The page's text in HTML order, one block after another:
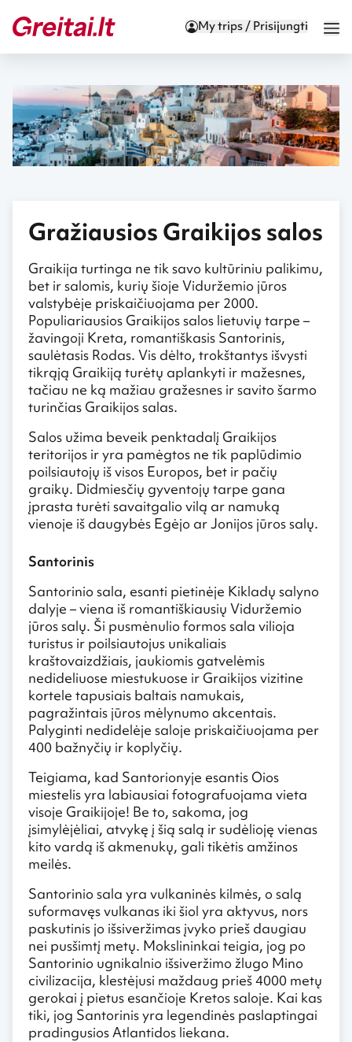
My trips / Prisijungti
Gražiausios Graikijos salos
Graikija turtinga ne tik savo kultūriniu palikimu,
bet ir salomis, kurių šioje Viduržemio jūros
valstybėje priskaičiuojama per 2000.
Populiariausios Graikijos salos lietuvių tarpe –
žavingoji Kreta, romantiškasis Santorinis,
saulėtasis Rodas. Vis dėlto, trokštantys išvysti
tikrąją Graikiją turėtų aplankyti ir mažesnes,
tačiau ne ką mažiau gražesnes ir savito šarmo
turinčias Graikijos salas.
Salos užima beveik penktadalį Graikijos
teritorijos ir yra pamėgtos ne tik paplūdimio
poilsiautojų iš visos Europos, bet ir pačių
graikų. Didmiesčių gyventojų tarpe gana
įprasta turėti savaitgalio vilą ar namuką
vienoje iš daugybės Egėjo ar Jonijos jūros salų.
Santorinis
Santorinio sala, esanti pietinėje Kikladų salyno
dalyje – viena iš romantiškiausių Viduržemio
jūros salų. Ši pusmėnulio formos sala vilioja
turistus ir poilsiautojus unikaliais
kraštovaizdžiais, jaukiomis gatvelėmis
nedideliuose miestukuose ir Graikijos vizitine
kortele tapusiais baltais namukais,
pagražintais jūros mėlynumo akcentais.
Palyginti nedidelėje saloje priskaičiuojama per
400 bažnyčių ir koplyčių.
Teigiama, kad Santorionyje esantis Oios
miestelis yra labiausiai fotografuojama vieta
visoje Graikijoje! Be to, sakoma, jog
įsimylėjėliai, atvykę į šią salą ir sudėlioję vienas
kito vardą iš akmenukų, gali tikėtis amžinos
meilės.
Santorinio sala yra vulkaninės kilmės, o salą
suformavęs vulkanas iki šiol yra aktyvus, nors
paskutinis jo išsiveržimas įvyko prieš daugiau
nei pusšimtį metų. Mokslininkai teigia, jog po
Santorinio ugnikalnio išsiveržimo žlugo Mino
civilizacija, klestėjusi maždaug prieš 4000 metų
gerokai į pietus esančioje Kretos saloje. Kai kas
tiki, jog Santorinis yra legendinės paslaptingai
pradingusios Atlantidos liekana.